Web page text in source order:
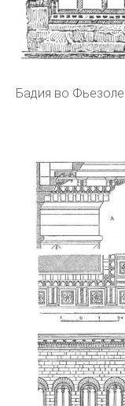
Бадия во Фьезоле